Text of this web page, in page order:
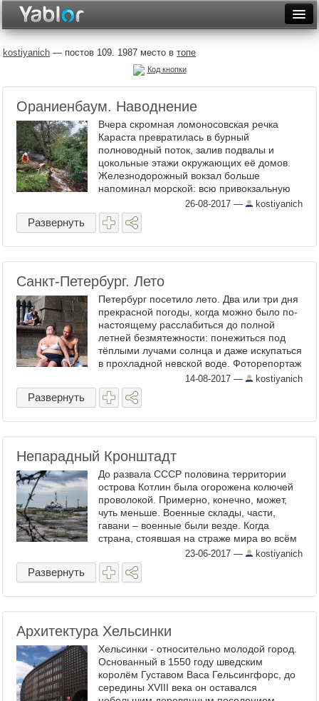
Неделя
Рейтинги
Архив
Фототоп
Видеотоп
kostiyanich — постов 109. 1987 место в топе
Код кнопки
Ораниенбаум. Наводнение
Вчера скромная ломоносовская речка
Караста превратилась в бурный
полноводный поток, залив подвалы и
цокольные этажи окружающих её домов.
Железнодорожный вокзал больше
напоминал морской: всю привокзальную
тоже залила вода. В парковой системе
прудов открыли плотину и ...
26-08-2017 — kostiyanich
Развернуть
Санкт-Петербург. Лето
Петербург посетило лето. Два или три дня
прекрасной погоды, когда можно было по-
настоящему расслабиться до полной
летней безмятежности: понежиться под
тёплыми лучами солнца и даже искупаться
в прохладной невской воде. Фоторепортаж
с петербургской копакабаны: ...
14-08-2017 — kostiyanich
Развернуть
Непарадный Кронштадт
До развала СССР половина территории
острова Котлин была огорожена колючей
проволокой. Примерно, конечно, может,
чуть меньше. Военные склады, части,
гавани – военные были везде. Когда
страна, стоявшая на страже мира во всём
мире, постепенно растворилась: сначала в
сознании её ...
23-06-2017 — kostiyanich
Развернуть
Архитектура Хельсинки
Хельсинки - относительно молодой город.
Основанный в 1550 году шведским
королём Густавом Васа Гельсингфорс, до
середины ХVIII века он оставался